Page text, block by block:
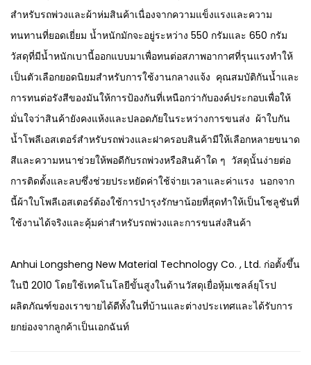
สำหรับรถพ่วงและผ้าห่มสินค้าเนื่องจากความแข็งแรงและความ
ทนทานที่ยอดเยี่ยม น้ำหนักมักจะอยู่ระหว่าง 550 กรัมและ 650 กรัม
วัสดุที่มีน้ำหนักเบานี้ออกแบบมาเพื่อทนต่อสภาพอากาศที่รุนแรงทำให้
เป็นตัวเลือกยอดนิยมสำหรับการใช้งานกลางแจ้ง คุณสมบัติกันน้ำและ
การทนต่อรังสีของมันให้การป้องกันที่เหนือกว่ากับองค์ประกอบเพื่อให้
มั่นใจว่าสินค้ายังคงแห้งและปลอดภัยในระหว่างการขนส่ง ผ้าใบกัน
น้ำโพลีเอสเตอร์สำหรับรถพ่วงและฝาครอบสินค้ามีให้เลือกหลายขนาด
สีและความหนาช่วยให้พอดีกับรถพ่วงหรือสินค้าใด ๆ วัสดุนั้นง่ายต่อ
การติดตั้งและลบซึ่งช่วยประหยัดค่าใช้จ่ายเวลาและค่าแรง นอกจาก
นี้ผ้าใบโพลีเอสเตอร์ต้องใช้การบำรุงรักษาน้อยที่สุดทำให้เป็นโซลูชันที่
ใช้งานได้จริงและคุ้มค่าสำหรับรถพ่วงและการขนส่งสินค้า
Anhui Longsheng New Material Technology Co. , Ltd. ก่อตั้งขึ้น
ในปี 2010 โดยใช้เทคโนโลยีขั้นสูงในด้านวัสดุเยื่อหุ้มเซลล์ยุโรป
ผลิตภัณฑ์ของเราขายได้ดีทั้งในที่บ้านและต่างประเทศและได้รับการ
ยกย่องจากลูกค้าเป็นเอกฉันท์